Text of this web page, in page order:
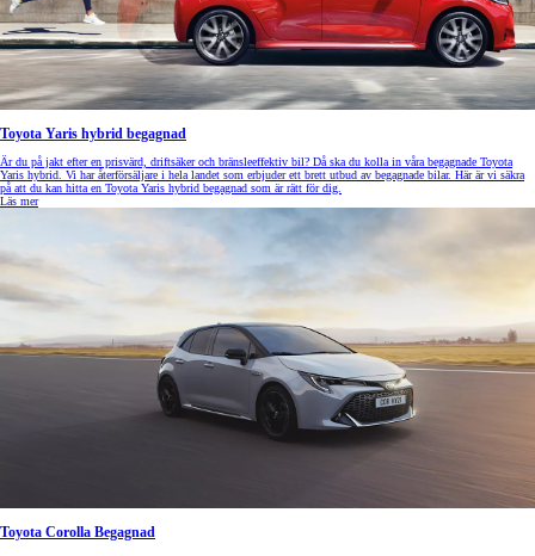
Toyota Yaris hybrid begagnad
Är du på jakt efter en prisvärd, driftsäker och bränsleeffektiv bil? Då ska du kolla in våra begagnade Toyota
Yaris hybrid. Vi har återförsäljare i hela landet som erbjuder ett brett utbud av begagnade bilar. Här är vi säkra
på att du kan hitta en Toyota Yaris hybrid begagnad som är rätt för dig.
Läs mer
Toyota Corolla Begagnad